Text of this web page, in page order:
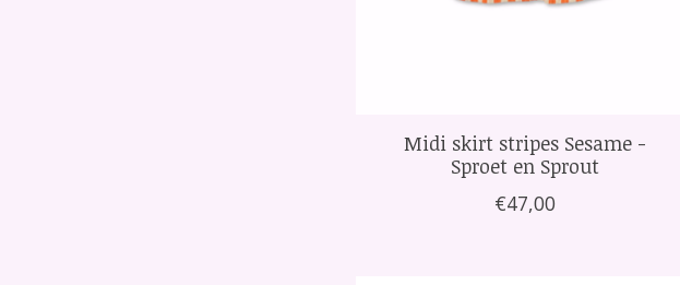
Midi skirt stripes Sesame -
Sproet en Sprout
€47,00